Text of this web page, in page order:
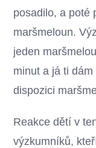
posadilo, a poté
maršmeloun.
jeden
minut a já ti
dispozici
Reakce dětí v
výzkumníků,